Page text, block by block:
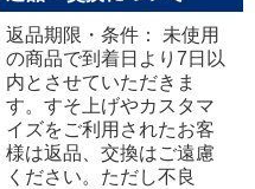
返品期限・条件： 未使用
の商品で到着日より7日以
内とさせていただきま
す。すそ上げやカスタマ
イズをご利用されたお客
様は返品、交換はご遠慮
ください。ただし不良